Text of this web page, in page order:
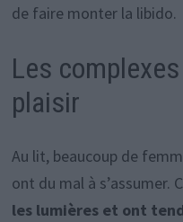
de faire monter la libido.
Les
plaisir
Au lit, beaucoup de
ont du mal à s’assumer.
les lumières et ont